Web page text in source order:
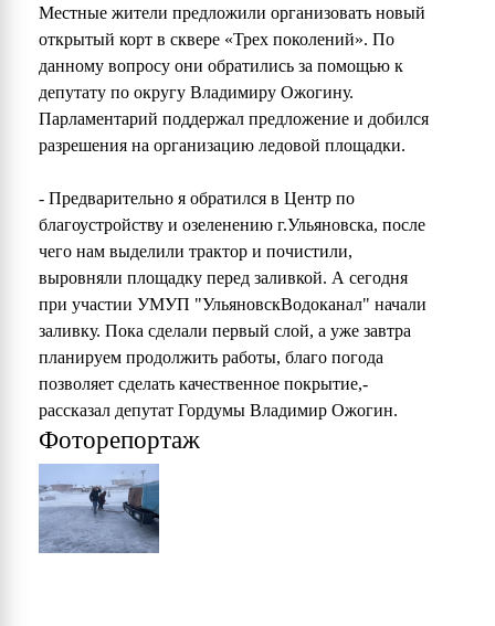
Местные жители предложили организовать новый
открытый корт в сквере «Трех поколений». По
данному вопросу они обратились за помощью к
депутату по округу Владимиру Ожогину.
Парламентарий поддержал предложение и добился
разрешения на организацию ледовой площадки.
- Предварительно я обратился в Центр по
благоустройству и озеленению г.Ульяновска, после
чего нам выделили трактор и почистили,
выровняли площадку перед заливкой. А сегодня
при участии УМУП "УльяновскВодоканал" начали
заливку. Пока сделали первый слой, а уже завтра
планируем продолжить работы, благо погода
позволяет сделать качественное покрытие,-
рассказал депутат Гордумы Владимир Ожогин.
Фоторепортаж